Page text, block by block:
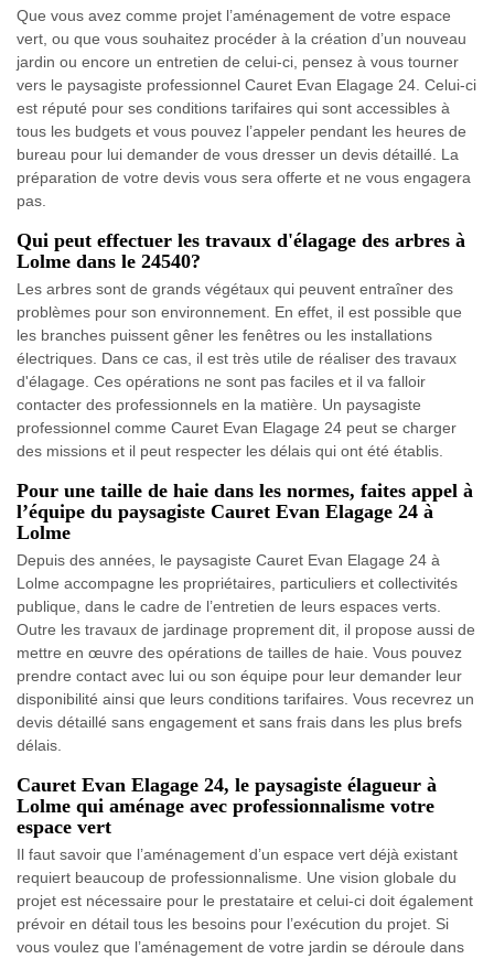
Que vous avez comme projet l’aménagement de votre espace
vert, ou que vous souhaitez procéder à la création d’un nouveau
jardin ou encore un entretien de celui-ci, pensez à vous tourner
vers le paysagiste professionnel Cauret Evan Elagage 24. Celui-ci
est réputé pour ses conditions tarifaires qui sont accessibles à
tous les budgets et vous pouvez l’appeler pendant les heures de
bureau pour lui demander de vous dresser un devis détaillé. La
préparation de votre devis vous sera offerte et ne vous engagera
pas.
Qui peut effectuer les travaux d'élagage des arbres à
Lolme dans le 24540?
Les arbres sont de grands végétaux qui peuvent entraîner des
problèmes pour son environnement. En effet, il est possible que
les branches puissent gêner les fenêtres ou les installations
électriques. Dans ce cas, il est très utile de réaliser des travaux
d'élagage. Ces opérations ne sont pas faciles et il va falloir
contacter des professionnels en la matière. Un paysagiste
professionnel comme Cauret Evan Elagage 24 peut se charger
des missions et il peut respecter les délais qui ont été établis.
Pour une taille de haie dans les normes, faites appel à
l’équipe du paysagiste Cauret Evan Elagage 24 à
Lolme
Depuis des années, le paysagiste Cauret Evan Elagage 24 à
Lolme accompagne les propriétaires, particuliers et collectivités
publique, dans le cadre de l’entretien de leurs espaces verts.
Outre les travaux de jardinage proprement dit, il propose aussi de
mettre en œuvre des opérations de tailles de haie. Vous pouvez
prendre contact avec lui ou son équipe pour leur demander leur
disponibilité ainsi que leurs conditions tarifaires. Vous recevrez un
devis détaillé sans engagement et sans frais dans les plus brefs
délais.
Cauret Evan Elagage 24, le paysagiste élagueur à
Lolme qui aménage avec professionnalisme votre
espace vert
Il faut savoir que l’aménagement d’un espace vert déjà existant
requiert beaucoup de professionnalisme. Une vision globale du
projet est nécessaire pour le prestataire et celui-ci doit également
prévoir en détail tous les besoins pour l’exécution du projet. Si
vous voulez que l’aménagement de votre jardin se déroule dans